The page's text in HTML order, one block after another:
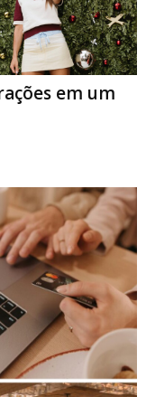
em um